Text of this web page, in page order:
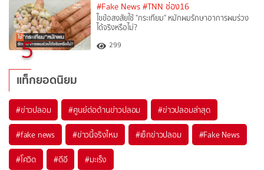
5
#Fake News #TNN ช่อง16
ไขข้อสงสัยใช้ "กระเทียม" หมักผมรักษาอาการผมร่วง
ได้จริงหรือไม่?
299
แท็กยอดนิยม
#ข่าวปลอม #ศูนย์ต่อต้านข่าวปลอม #ข่าวปลอมล่าสุด
#fake news #ข่าวนี้จริงไหม #เช็กข่าวปลอม #Fake News
#โควิด #ดีอี #มะเร็ง